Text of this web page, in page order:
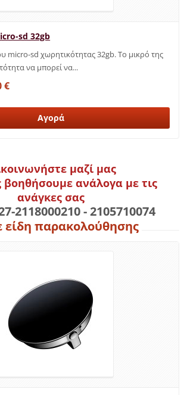
sd 32gb
micro-sd χωρητικότητας 32gb. Το μικρό της
να μπορεί να...
€
μαζί μας
βοηθήσουμε ανάλογα με τις
ανάγκες σας
2118000210 - 2105710074
είδη παρακολούθησης